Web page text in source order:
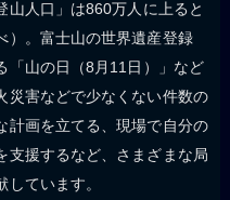
山人口」は860万人に上ると
）。富士山の世界遺産登録
「山の日（8月11日）」など
災害などで少なくない件数の
計画を立てる、現場で自分の
支援するなど、さまざまな局
ています。